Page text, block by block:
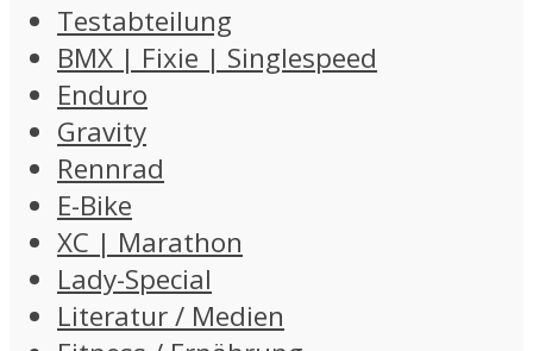
Testabteilung
BMX | Fixie | Singlespeed
Enduro
Gravity
Rennrad
E-Bike
XC | Marathon
Lady-Special
Literatur / Medien